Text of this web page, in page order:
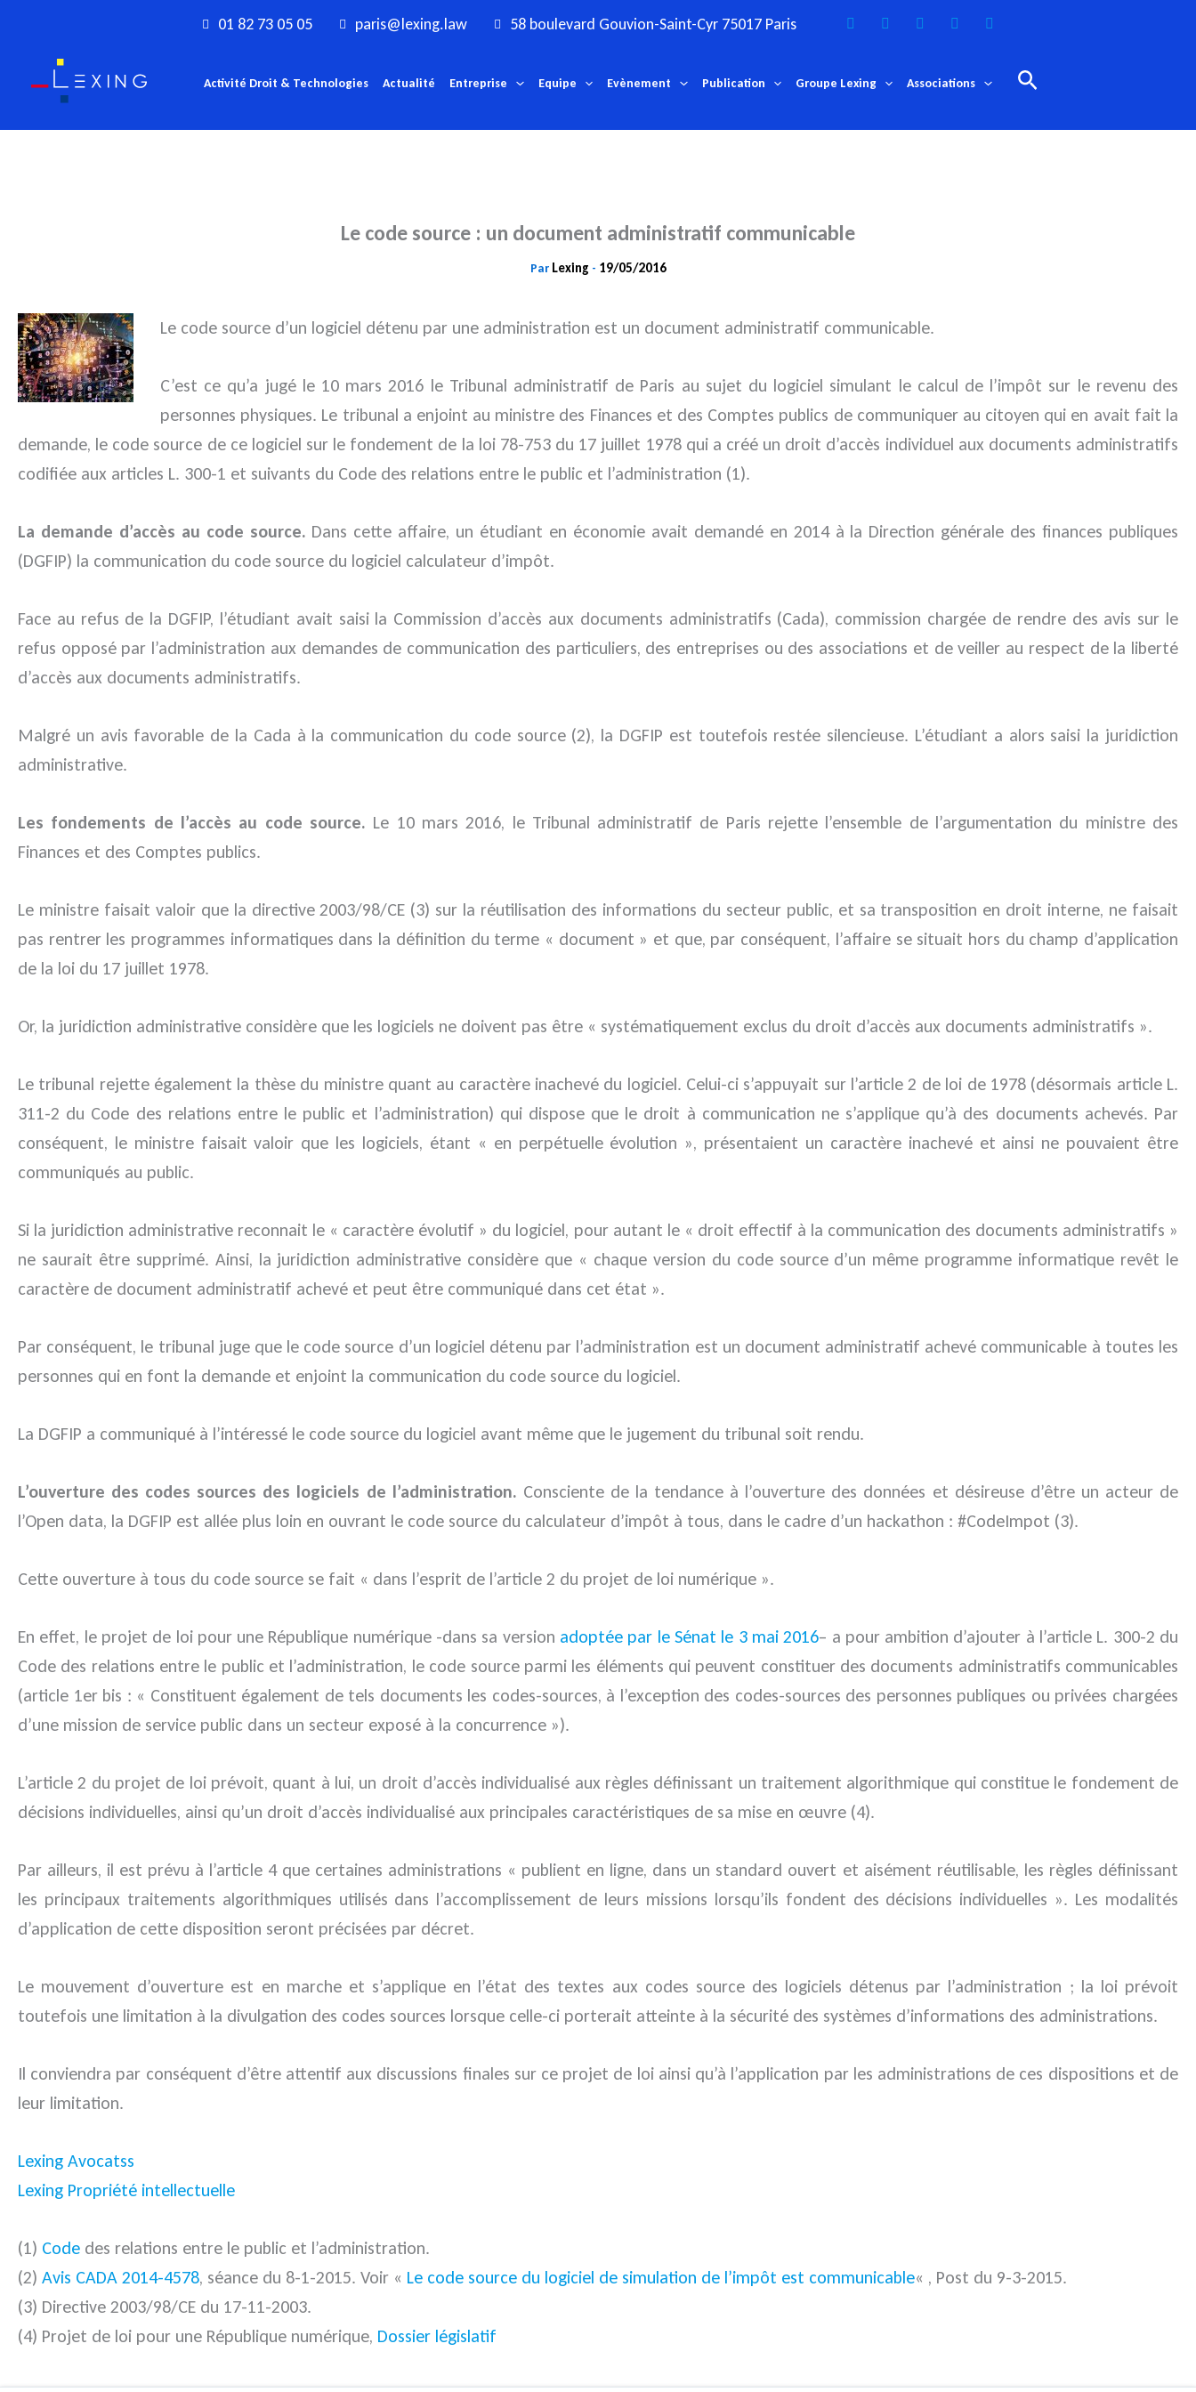
contenu
01 82 73 05 05 paris@lexing.law 58 boulevard Gouvion-Saint-Cyr 75017 Paris
Activité Droit & Technologies Actualité Entreprise Equipe Evènement Publication Groupe Lexing Associations Rechercher
Le code source : un document administratif communicable
Par Lexing - 19/05/2016
Le code source d’un logiciel détenu par une administration est un document administratif communicable.
C’est ce qu’a jugé le 10 mars 2016 le Tribunal administratif de Paris au sujet du logiciel simulant le calcul de l’impôt sur le revenu des
personnes physiques. Le tribunal a enjoint au ministre des Finances et des Comptes publics de communiquer au citoyen qui en avait fait la
demande, le code source de ce logiciel sur le fondement de la loi 78-753 du 17 juillet 1978 qui a créé un droit d’accès individuel aux documents administratifs
codifiée aux articles L. 300-1 et suivants du Code des relations entre le public et l’administration (1).
La demande d’accès au code source. Dans cette affaire, un étudiant en économie avait demandé en 2014 à la Direction générale des finances publiques
(DGFIP) la communication du code source du logiciel calculateur d’impôt.
Face au refus de la DGFIP, l’étudiant avait saisi la Commission d’accès aux documents administratifs (Cada), commission chargée de rendre des avis sur le
refus opposé par l’administration aux demandes de communication des particuliers, des entreprises ou des associations et de veiller au respect de la liberté
d’accès aux documents administratifs.
Malgré un avis favorable de la Cada à la communication du code source (2), la DGFIP est toutefois restée silencieuse. L’étudiant a alors saisi la juridiction
administrative.
Les fondements de l’accès au code source. Le 10 mars 2016, le Tribunal administratif de Paris rejette l’ensemble de l’argumentation du ministre des
Finances et des Comptes publics.
Le ministre faisait valoir que la directive 2003/98/CE (3) sur la réutilisation des informations du secteur public, et sa transposition en droit interne, ne faisait
pas rentrer les programmes informatiques dans la définition du terme « document » et que, par conséquent, l’affaire se situait hors du champ d’application
de la loi du 17 juillet 1978.
Or, la juridiction administrative considère que les logiciels ne doivent pas être « systématiquement exclus du droit d’accès aux documents administratifs ».
Le tribunal rejette également la thèse du ministre quant au caractère inachevé du logiciel. Celui-ci s’appuyait sur l’article 2 de loi de 1978 (désormais article L.
311-2 du Code des relations entre le public et l’administration) qui dispose que le droit à communication ne s’applique qu’à des documents achevés. Par
conséquent, le ministre faisait valoir que les logiciels, étant « en perpétuelle évolution », présentaient un caractère inachevé et ainsi ne pouvaient être
communiqués au public.
Si la juridiction administrative reconnait le « caractère évolutif » du logiciel, pour autant le « droit effectif à la communication des documents administratifs »
ne saurait être supprimé. Ainsi, la juridiction administrative considère que « chaque version du code source d’un même programme informatique revêt le
caractère de document administratif achevé et peut être communiqué dans cet état ».
Par conséquent, le tribunal juge que le code source d’un logiciel détenu par l’administration est un document administratif achevé communicable à toutes les
personnes qui en font la demande et enjoint la communication du code source du logiciel.
La DGFIP a communiqué à l’intéressé le code source du logiciel avant même que le jugement du tribunal soit rendu.
L’ouverture des codes sources des logiciels de l’administration. Consciente de la tendance à l’ouverture des données et désireuse d’être un acteur de
l’Open data, la DGFIP est allée plus loin en ouvrant le code source du calculateur d’impôt à tous, dans le cadre d’un hackathon : #CodeImpot (3).
Cette ouverture à tous du code source se fait « dans l’esprit de l’article 2 du projet de loi numérique ».
En effet, le projet de loi pour une République numérique -dans sa version adoptée par le Sénat le 3 mai 2016– a pour ambition d’ajouter à l’article L. 300-2 du
Code des relations entre le public et l’administration, le code source parmi les éléments qui peuvent constituer des documents administratifs communicables
(article 1er bis : « Constituent également de tels documents les codes-sources, à l’exception des codes-sources des personnes publiques ou privées chargées
d’une mission de service public dans un secteur exposé à la concurrence »).
L’article 2 du projet de loi prévoit, quant à lui, un droit d’accès individualisé aux règles définissant un traitement algorithmique qui constitue le fondement de
décisions individuelles, ainsi qu’un droit d’accès individualisé aux principales caractéristiques de sa mise en œuvre (4).
Par ailleurs, il est prévu à l’article 4 que certaines administrations « publient en ligne, dans un standard ouvert et aisément réutilisable, les règles définissant
les principaux traitements algorithmiques utilisés dans l’accomplissement de leurs missions lorsqu’ils fondent des décisions individuelles ». Les modalités
d’application de cette disposition seront précisées par décret.
Le mouvement d’ouverture est en marche et s’applique en l’état des textes aux codes source des logiciels détenus par l’administration ; la loi prévoit
toutefois une limitation à la divulgation des codes sources lorsque celle-ci porterait atteinte à la sécurité des systèmes d’informations des administrations.
Il conviendra par conséquent d’être attentif aux discussions finales sur ce projet de loi ainsi qu’à l’application par les administrations de ces dispositions et de
leur limitation.
Lexing Avocatss
Lexing Propriété intellectuelle
(1) Code des relations entre le public et l’administration.
(2) Avis CADA 2014-4578, séance du 8-1-2015. Voir « Le code source du logiciel de simulation de l’impôt est communicable« , Post du 9-3-2015.
(3) Directive 2003/98/CE du 17-11-2003.
(4) Projet de loi pour une République numérique, Dossier législatif